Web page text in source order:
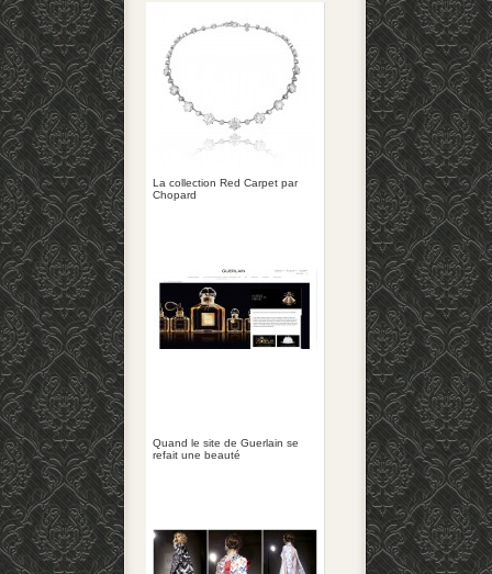
La collection Red Carpet par
Chopard
Quand le site de Guerlain se
refait une beauté